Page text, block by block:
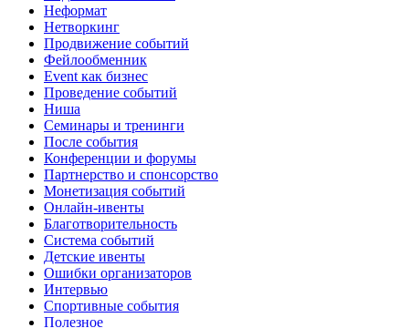
Неформат
Нетворкинг
Продвижение событий
Фейлообменник
Event как бизнес
Проведение событий
Ниша
Семинары и тренинги
После события
Конференции и форумы
Партнерство и спонсорство
Монетизация событий
Онлайн-ивенты
Благотворительность
Система событий
Детские ивенты
Ошибки организаторов
Интервью
Спортивные события
Полезное